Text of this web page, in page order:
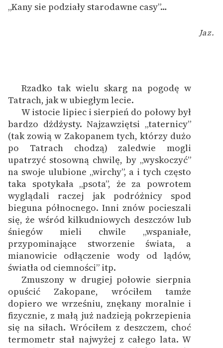
„Kany sie podziały starodawne casy”…
Jaz.
Rzadko tak wielu skarg na pogodę w
Tatrach, jak w ubiegłym lecie.
W istocie lipiec i sierpień do połowy był
bardzo dżdżysty. Najzawziętsi „taternicy”
(tak zowią w Zakopanem tych, którzy dużo
po Tatrach chodzą) zaledwie mogli
upatrzyć stosowną chwilę, by „wyskoczyć”
na swoje ulubione „wirchy”, a i tych często
taka spotykała „psota”, że za powrotem
wyglądali raczej jak podróżnicy spod
bieguna północnego. Inni znów pocieszali
się, że wśród kilkudniowych deszczów lub
śniegów mieli chwile „wspaniałe,
przypominające stworzenie świata, a
mianowicie odłączenie wody od lądów,
światła od ciemności” itp.
Zmuszony w drugiej połowie sierpnia
opuścić Zakopane, wróciłem tamże
dopiero we wrześniu, znękany moralnie i
fizycznie, z małą już nadzieją pokrzepienia
się na siłach. Wróciłem z deszczem, choć
termometr stał najwyżej z całego lata. W